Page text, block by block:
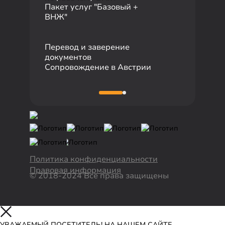
+7 727 310 14 79
Пакет услуг "Базовый +
ВНЖ"
Перевод и заверение
документов
Сопровождение в Австрии
Политика конфиденциальности
Правовая информация
© 2018-2024 Все права защищены